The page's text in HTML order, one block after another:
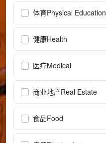
体育Physical Education
健康Health
医疗Medical
商业地产Real Estate
食品Food